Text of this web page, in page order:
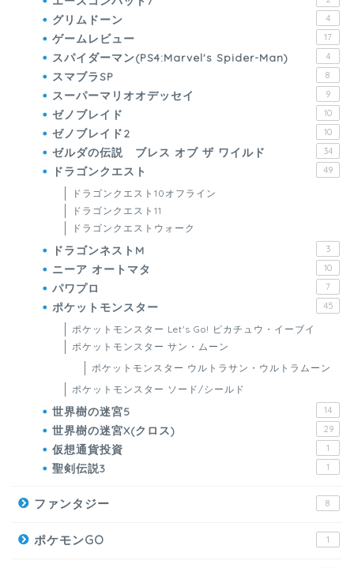
グリムドーン 4
ゲームレビュー 17
スパイダーマン(PS4:Marvel's Spider-Man) 4
スマブラSP 8
スーパーマリオオデッセイ 9
ゼノブレイド 10
ゼノブレイド2 10
ゼルダの伝説 ブレス オブ ザ ワイルド 34
ドラゴンクエスト 49
ドラゴンクエスト10オフライン
ドラゴンクエスト11
ドラゴンクエストウォーク
ドラゴンネストM 3
ニーア オートマタ 10
パワプロ 7
ポケットモンスター 45
ポケットモンスター Let's Go! ピカチュウ・イーブイ
ポケットモンスター サン・ムーン
ポケットモンスター ウルトラサン・ウルトラムーン
ポケットモンスター ソード/シールド
世界樹の迷宮5 14
世界樹の迷宮X(クロス) 29
仮想通貨投資 1
聖剣伝説3 1
ファンタジー 8
ポケモンGO 1